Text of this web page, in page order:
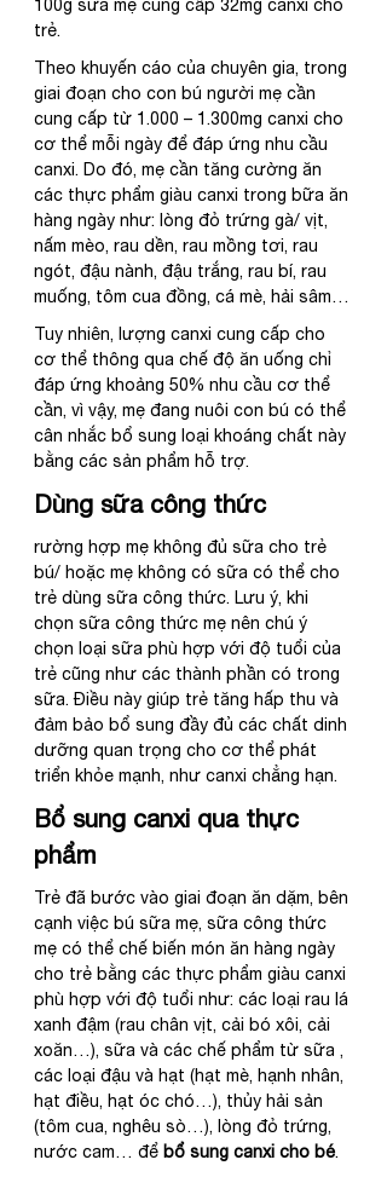
100g sữa mẹ cung cấp 32mg canxi cho
trẻ.
Theo khuyến cáo của chuyên gia, trong
giai đoạn cho con bú người mẹ cần
cung cấp từ 1.000 – 1.300mg canxi cho
cơ thể mỗi ngày để đáp ứng nhu cầu
canxi. Do đó, mẹ cần tăng cường ăn
các thực phẩm giàu canxi trong bữa ăn
hàng ngày như: lòng đỏ trứng gà/ vịt,
nấm mèo, rau dền, rau mồng tơi, rau
ngót, đậu nành, đậu trắng, rau bí, rau
muống, tôm cua đồng, cá mè, hải sâm…
Tuy nhiên, lượng canxi cung cấp cho
cơ thể thông qua chế độ ăn uống chỉ
đáp ứng khoảng 50% nhu cầu cơ thể
cần, vì vậy, mẹ đang nuôi con bú có thể
cân nhắc bổ sung loại khoáng chất này
bằng các sản phẩm hỗ trợ.
Dùng sữa công thức
rường hợp mẹ không đủ sữa cho trẻ
bú/ hoặc mẹ không có sữa có thể cho
trẻ dùng sữa công thức. Lưu ý, khi
chọn sữa công thức mẹ nên chú ý
chọn loại sữa phù hợp với độ tuổi của
trẻ cũng như các thành phần có trong
sữa. Điều này giúp trẻ tăng hấp thu và
đảm bảo bổ sung đầy đủ các chất dinh
dưỡng quan trọng cho cơ thể phát
triển khỏe mạnh, như canxi chẳng hạn.
Bổ sung canxi qua thực
phẩm
Trẻ đã bước vào giai đoạn ăn dặm, bên
cạnh việc bú sữa mẹ, sữa công thức
mẹ có thể chế biến món ăn hàng ngày
cho trẻ bằng các thực phẩm giàu canxi
phù hợp với độ tuổi như: các loại rau lá
xanh đậm (rau chân vịt, cải bó xôi, cải
xoăn…), sữa và các chế phẩm từ sữa ,
các loại đậu và hạt (hạt mè, hạnh nhân,
hạt điều, hạt óc chó…), thủy hải sản
(tôm cua, nghêu sò…), lòng đỏ trứng,
nước cam… để bổ sung canxi cho bé.